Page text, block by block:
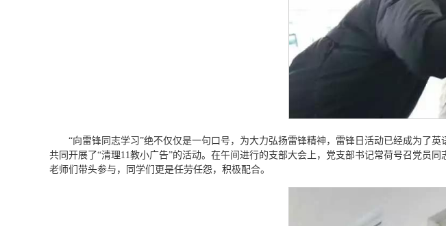
“向雷锋同志学习”绝不仅仅是一句口号，为大力弘扬雷锋精神，雷锋日活动已经成为了
共同开展了“清理11教小广告”的活动。在午间进行的支部大会上，党支部书记常荷号召党员
老师们带头参与，同学们更是任劳任怨，积极配合。